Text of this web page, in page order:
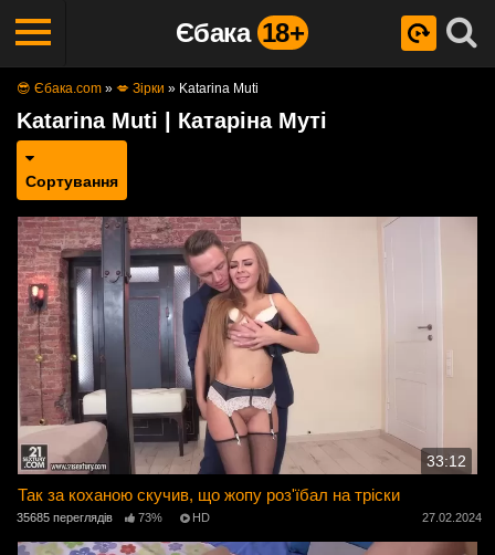
Єбака 18+
😎 Єбака.com » 💋 Зірки » Katarina Muti
Katarina Muti | Катаріна Муті
Сортування
33:12
Так за коханою скучив, що жопу роз'їбал на тріски
35685 переглядів 73% HD 27.02.2024